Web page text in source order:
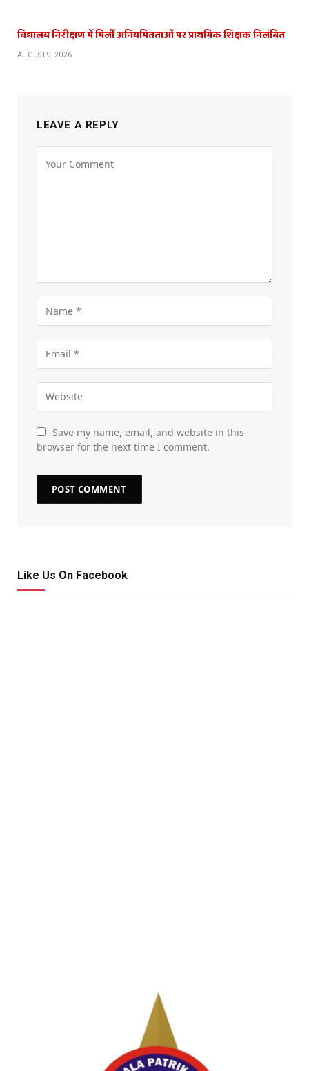
विद्यालय निरीक्षण में मिलीं अनियमितताओं पर प्राथमिक शिक्षक निलंबित
AUGUST 9, 2026
LEAVE A REPLY
Save my name, email, and website in this
browser for the next time I comment.
Like Us On Facebook